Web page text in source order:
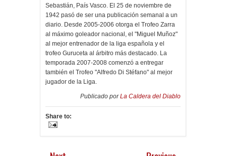
Sebastián, País Vasco. El 25 de noviembre de
1942 pasó de ser una publicación semanal a un
diario. Desde 2005-2006 otorga el Trofeo Zarra
al máximo goleador nacional, el "Miguel Muñoz"
al mejor entrenador de la liga española y el
trofeo Guruceta al árbitro más destacado. La
temporada 2007-2008 comenzó a entregar
también el Trofeo "Alfredo Di Stéfano" al mejor
jugador de la Liga.
Publicado porLa Caldera del Diablo
Share to: